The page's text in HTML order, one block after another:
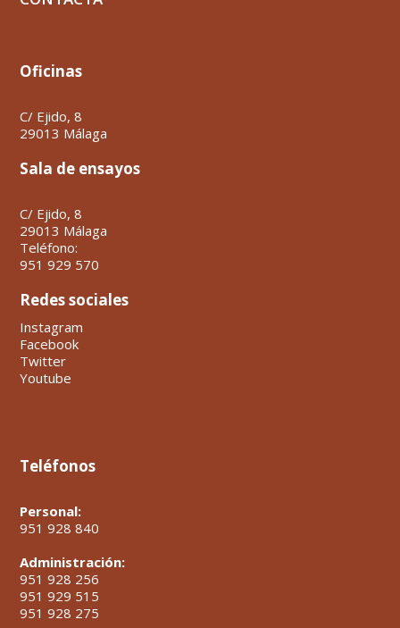
Oficinas
C/ Ejido, 8
29013 Málaga
Sala de ensayos
C/ Ejido, 8
29013 Málaga
Teléfono:
951 929 570
Redes sociales
Instagram
Facebook
Twitter
Youtube
Teléfonos
Personal:
951 928 840
Administración:
951 928 256
951 929 515
951 928 275